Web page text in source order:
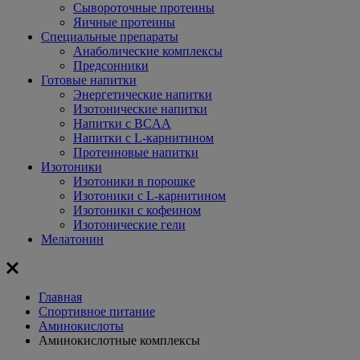
Сывороточные протеины
Яичные протеины
Специальные препараты
Анаболические комплексы
Предсонники
Готовые напитки
Энергетические напитки
Изотонические напитки
Напитки с BCAA
Напитки с L-карнитином
Протеиновые напитки
Изотоники
Изотоники в порошке
Изотоники с L-карнитином
Изотоники с кофеином
Изотонические гели
Мелатонин
Главная
Спортивное питание
Аминокислоты
Аминокислотные комплексы